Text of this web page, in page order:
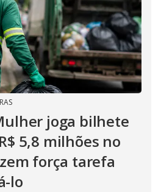
joga bilhete
5,8 milhões no
força tarefa
lo